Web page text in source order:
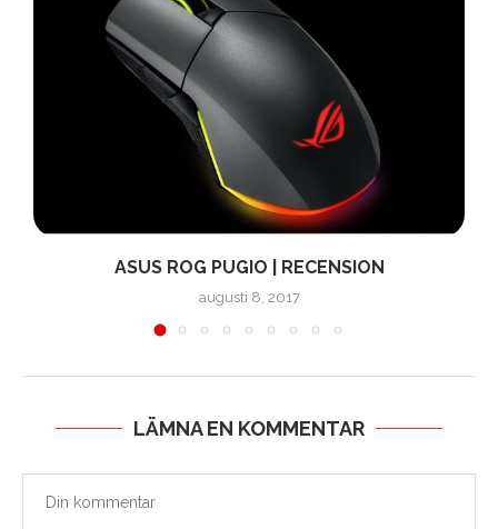
ASUS ROG PUGIO | RECENSION
augusti 8, 2017
LÄMNA EN KOMMENTAR